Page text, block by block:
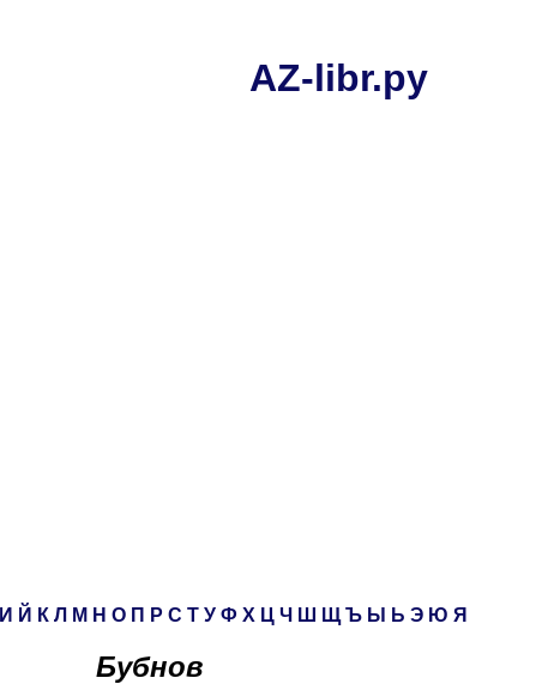
AZ-libr.ру
И Й К Л М Н О П Р С Т У Ф Х Ц Ч Ш Щ Ъ Ы Ь Э Ю Я
Бубнов